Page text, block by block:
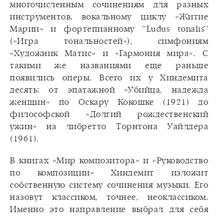
многочисленным сочинениям для разных
инструментов, вокальному циклу «Житие
Марии» и фортепианному ’’Ludus tonalis’’
(«Игра тональностей»), симфониям
«Художник Матис» и «Гармония мира». С
такими же названиями еще раньше
появились оперы. Всего их у Хиндемита
десять: от эпатажной «Убийца, надежда
женщин» по Оскару Кокошке (1921) до
философской «Долгий рождественский
ужин» на либретто Торнтона Уайлдера
(1961).
В книгах «Мир композитора» и «Руководство
по композиции» Хиндемит изложит
собственную систему сочинения музыки. Его
назовут классиком, точнее, неоклассиком.
Именно это направление выбрал для себя